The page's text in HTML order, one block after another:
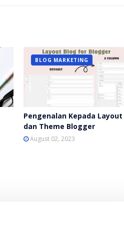
BLOG MARKETING
Pengenalan Kepada Layout
dan Theme Blogger
August 02, 2023